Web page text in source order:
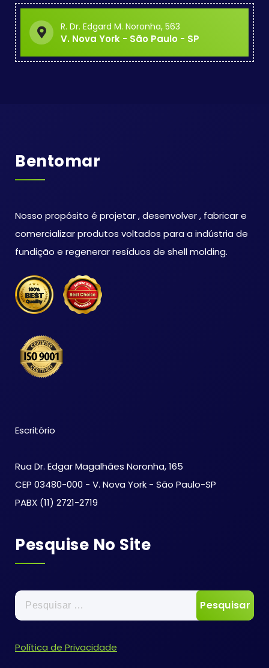
R. Dr. Edgard M. Noronha, 563
V. Nova York - São Paulo - SP
Bentomar
Nosso propósito é projetar , desenvolver , fabricar e
comercializar produtos voltados para a indústria de
fundição e regenerar resíduos de shell molding.
Escritório
Rua Dr. Edgar Magalhães Noronha, 165
CEP 03480-000 - V. Nova York - São Paulo-SP
PABX (11) 2721-2719
Pesquise No Site
Política de Privacidade